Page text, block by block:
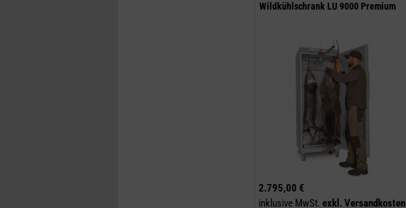
Wildkühlschrank LU 9000 Premium
2.795,00 €
inklusive MwSt. exkl. Versandkosten